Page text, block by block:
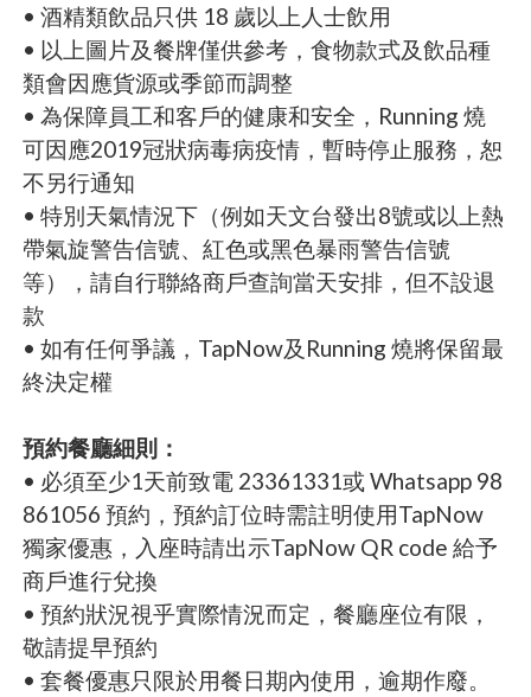
• 酒精類飲品只供 18 歲以上人士飲用
• 以上圖片及餐牌僅供參考，食物款式及飲品種
類會因應貨源或季節而調整
• 為保障員工和客戶的健康和安全，Running 燒
可因應2019冠狀病毒病疫情，暫時停止服務，恕
不另行通知
• 特別天氣情況下（例如天文台發出8號或以上熱
帶氣旋警告信號、紅色或黑色暴雨警告信號
等），請自行聯絡商戶查詢當天安排，但不設退
款
• 如有任何爭議，TapNow及Running 燒將保留最
終決定權
預約餐廳細則：
• 必須至少1天前致電 23361331或 Whatsapp 98
861056 預約，預約訂位時需註明使用TapNow
獨家優惠，入座時請出示TapNow QR code 給予
商戶進行兌換
• 預約狀況視乎實際情況而定，餐廳座位有限，
敬請提早預約
• 套餐優惠只限於用餐日期內使用，逾期作廢。